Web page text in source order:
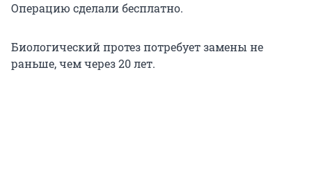
Операцию сделали бесплатно.
Биологический протез потребует замены не
раньше, чем через 20 лет.